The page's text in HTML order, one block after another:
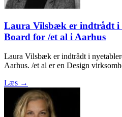
Laura Vilsbæk er indtrådt i
Board for /et al i Aarhus
Laura Vilsbæk er indtrådt i
Aarhus. /et al er en Design
Læs →